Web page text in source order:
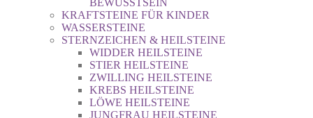
BEWUSSTSEIN
KRAFTSTEINE FÜR KINDER
WASSERSTEINE
STERNZEICHEN & HEILSTEINE
WIDDER HEILSTEINE
STIER HEILSTEINE
ZWILLING HEILSTEINE
KREBS HEILSTEINE
LÖWE HEILSTEINE
JUNGFRAU HEILSTEINE